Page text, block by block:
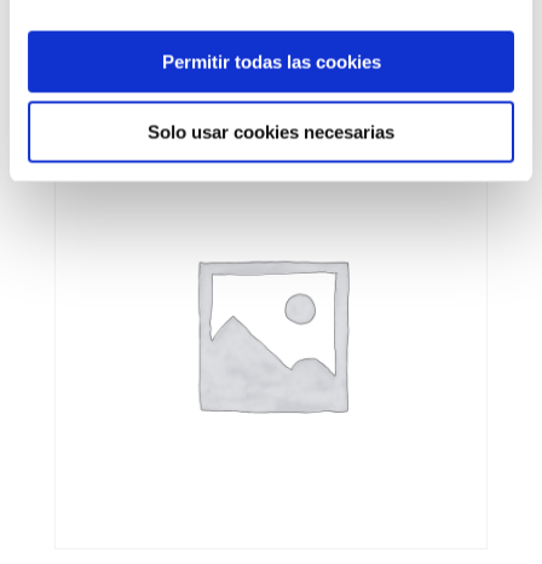
Permitir todas las cookies
Solo usar cookies necesarias
+ IVA